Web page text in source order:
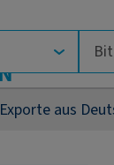
Exporte aus